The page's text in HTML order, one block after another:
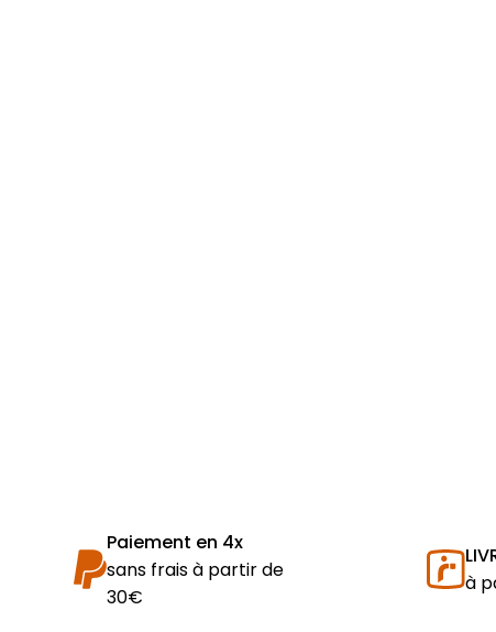
Paiement en 4x
sans frais à partir de
30€
à